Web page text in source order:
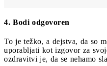
4. Bodi odgovoren
To je težko, a dejstva, da so
uporabljati kot izgovor za
ozdravitvi je, da se nehamo